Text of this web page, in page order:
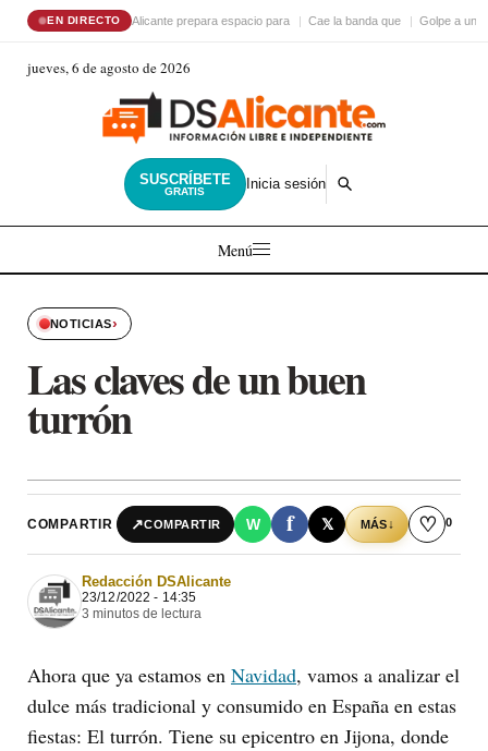
EN DIRECTO Alicante prepara espacio para Cae la banda que Golpe a una
jueves, 6 de agosto de 2026
SUSCRÍBETE
GRATIS Inicia sesión
Menú
NOTICIAS›
Las claves de un buen
turrón
COMPARTIR ↗COMPARTIR W f 𝕏 MÁS↓ ♡ 0
Redacción DSAlicante
23/12/2022 - 14:35
3 minutos de lectura
Ahora que ya estamos en Navidad, vamos a analizar el
dulce más tradicional y consumido en España en estas
fiestas: El turrón. Tiene su epicentro en Jijona, donde